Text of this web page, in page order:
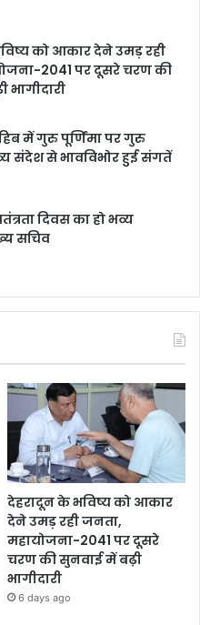
को आकार देने उमड़ रही
2041 पर दूसरे चरण की
भागीदारी
में गुरु पूर्णिमा पर गुरु
संदेश से भावविभोर हुई संगतें
दिवस का हो भव्य
सचिव
देहरादून के भविष्य को आकार
देने उमड़ रही जनता,
महायोजना-2041 पर दूसरे
चरण की सुनवाई में बढ़ी
भागीदारी
6 days ago